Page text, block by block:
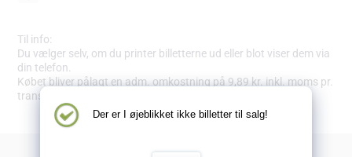
Til info:
Du vælger selv, om du printer billetterne ud eller blot viser dem via
din telefon.
Købet bliver pålagt en adm. omkostning på 9,89 kr. inkl. moms pr.
transaktion.
Der er I øjeblikket ikke billetter til salg!